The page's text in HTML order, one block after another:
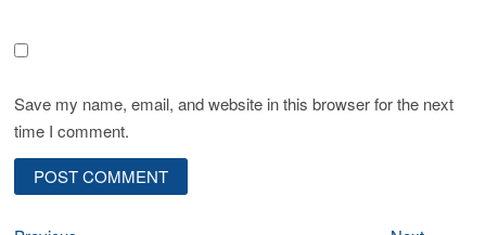
Save my name, email, and website in this browser for the next
time I comment.